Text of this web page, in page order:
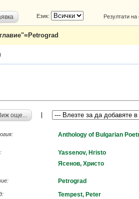
Език: Резултати
още...
Anthology of Bulgarian
Yassenov, Hristo
Ясенов, Христо
Petrograd
Tempest, Peter